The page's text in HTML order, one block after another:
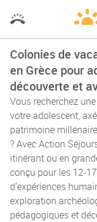
Colonies de
en Grèce pour
découverte et
Vous recherchez une
votre adolescent,
patrimoine
? Avec Action
itinérant ou en
conçu pour les 12-
d'expériences
exploration
pédagogiques et